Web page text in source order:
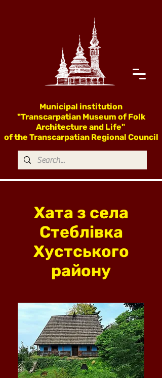
Municipal institution
"Transcarpatian Museum of Folk
Architecture and Life"
of the Transcarpatian Regional Council
Хата з села
Стеблівка
Хустського
району